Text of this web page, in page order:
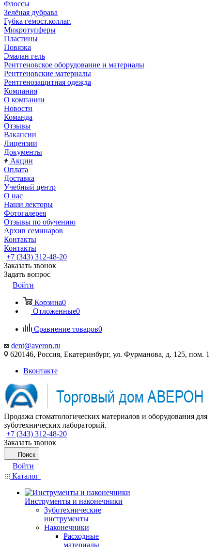
Флоссы
Зелёная дубрава
Губка гемост.коллаг.
Микротупферы
Пластины
Повязка
Эмалан гель
Рентгеновское оборудование и материалы
Рентгеновские материалы
Рентгенозащитная одежда
Компания
О компании
Новости
Команда
Отзывы
Вакансии
Лицензии
Документы
Акции
Оплата
Доставка
Учебный центр
О нас
Наши лекторы
Фотогалерея
Отзывы по обучению
Архив семинаров
Контакты
Контакты
+7 (343) 312-48-20
Заказать звонок
Задать вопрос
Войти
Корзина0
Отложенные0
Сравнение товаров0
dent@averon.ru
620146, Россия, Екатеринбург, ул. Фурманова, д. 125, пом. 1
Вконтакте
Продажа стоматологических материалов и оборудования для
зуботехнических лабораторий.
+7 (343) 312-48-20
Заказать звонок
Поиск
Войти
Каталог
Инструменты и наконечники
Зуботехнические
инструменты
Наконечники
Расходные
материалы